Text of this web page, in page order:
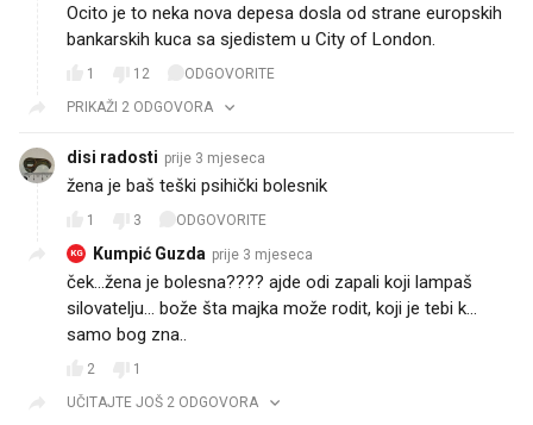
Ocito je to neka nova depesa dosla od strane europskih
bankarskih kuca sa sjedistem u City of London.
1 12
ODGOVORITE
PRIKAŽI 2 ODGOVORA
disi radosti prije 3 mjeseca
žena je baš teški psihički bolesnik
1 3 ODGOVORITE
KG Kumpić Guzda prije 3 mjeseca
ček...žena je bolesna???? ajde odi zapali koji lampaš
silovatelju... bože šta majka može rodit, koji je tebi k...
samo bog zna..
2
1
UČITAJTE JOŠ 2 ODGOVORA